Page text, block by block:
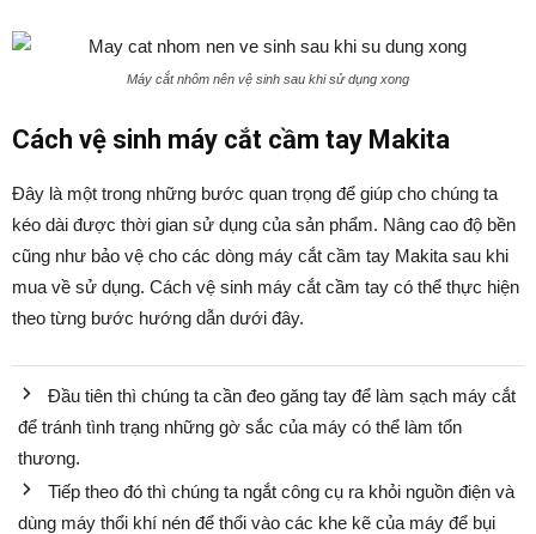
Máy cắt nhôm nên vệ sinh sau khi sử dụng xong
Cách vệ sinh máy cắt cầm tay Makita
Đây là một trong những bước quan trọng để giúp cho chúng ta
kéo dài được thời gian sử dụng của sản phẩm. Nâng cao độ bền
cũng như bảo vệ cho các dòng máy cắt cầm tay Makita sau khi
mua về sử dụng. Cách vệ sinh máy cắt cầm tay có thể thực hiện
theo từng bước hướng dẫn dưới đây.
Đầu tiên thì chúng ta cần đeo găng tay để làm sạch máy cắt
để tránh tình trạng những gờ sắc của máy có thể làm tổn
thương.
Tiếp theo đó thì chúng ta ngắt công cụ ra khỏi nguồn điện và
dùng máy thổi khí nén để thổi vào các khe kẽ của máy để bụi